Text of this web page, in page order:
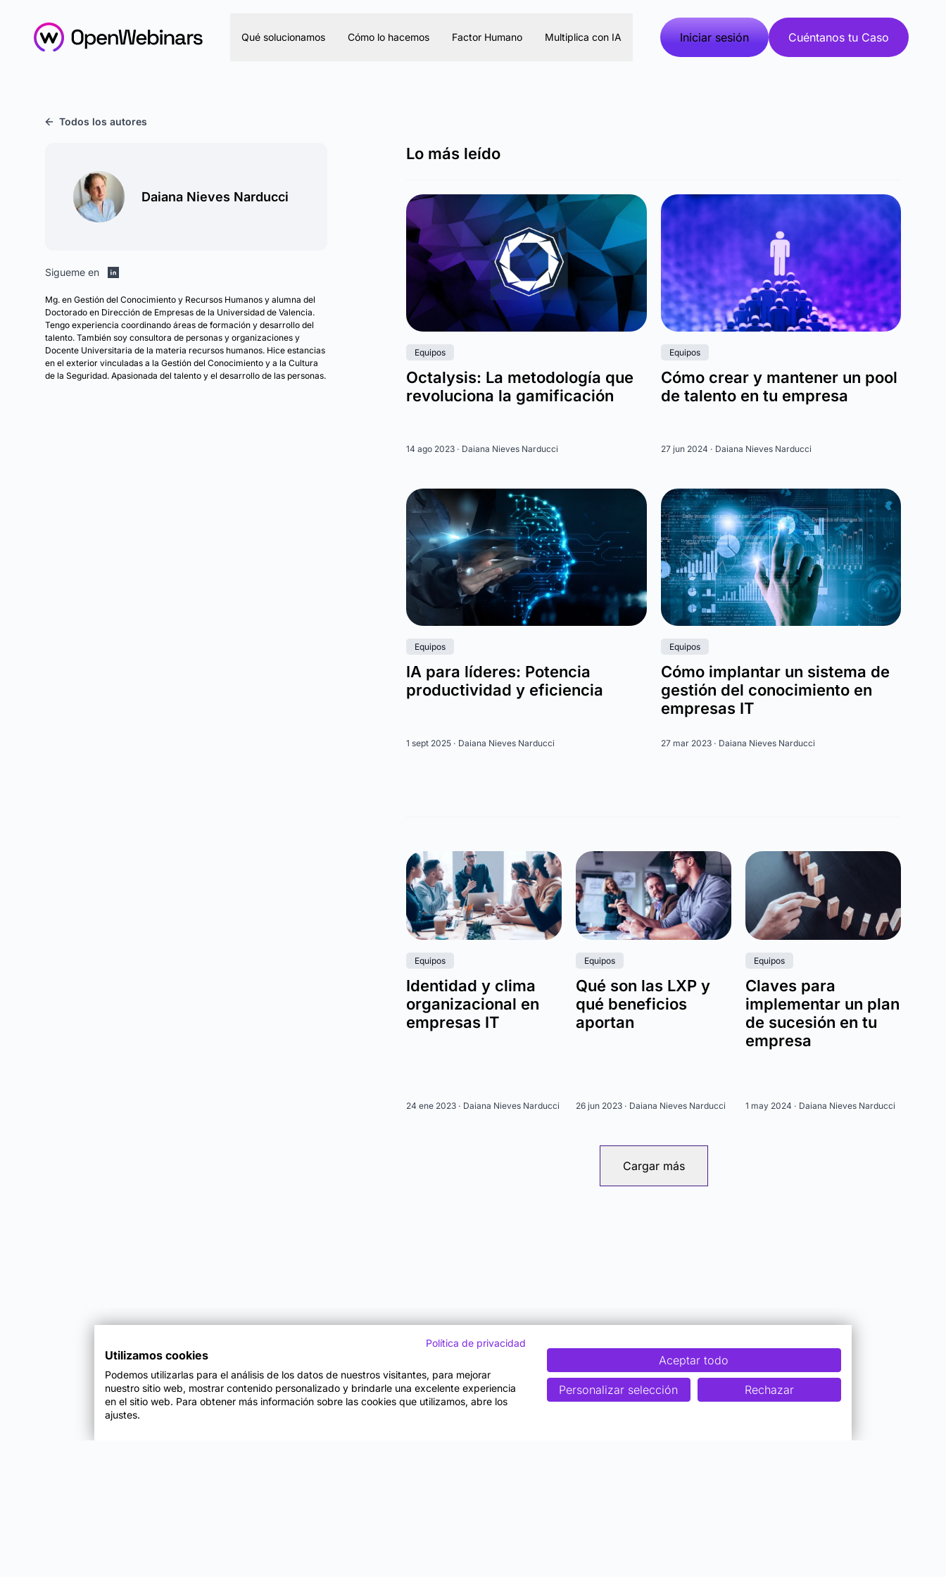
Qué solucionamos Cómo lo hacemos Factor Humano Multiplica con IA Iniciar sesión Cuéntanos tu Caso
Todos los autores
Daiana Nieves Narducci
Sigueme en
Mg. en Gestión del Conocimiento y Recursos Humanos y alumna del
Doctorado en Dirección de Empresas de la Universidad de Valencia.
Tengo experiencia coordinando áreas de formación y desarrollo del
talento. También soy consultora de personas y organizaciones y
Docente Universitaria de la materia recursos humanos. Hice estancias
en el exterior vinculadas a la Gestión del Conocimiento y a la Cultura
de la Seguridad. Apasionada del talento y el desarrollo de las personas.
Lo más leído
Equipos
Octalysis: La metodología que
revoluciona la gamificación
14 ago 2023 · Daiana Nieves Narducci
Equipos
Cómo crear y mantener un pool
de talento en tu empresa
27 jun 2024 · Daiana Nieves Narducci
Equipos
IA para líderes: Potencia
productividad y eficiencia
1 sept 2025 · Daiana Nieves Narducci
Equipos
Cómo implantar un sistema de
gestión del conocimiento en
empresas IT
27 mar 2023 · Daiana Nieves Narducci
Equipos
Identidad y clima
organizacional en
empresas IT
24 ene 2023 · Daiana Nieves Narducci
Equipos
Qué son las LXP y
qué beneficios
aportan
26 jun 2023 · Daiana Nieves Narducci
Equipos
Claves para
implementar un plan
de sucesión en tu
empresa
1 may 2024 · Daiana Nieves Narducci
Cargar más
Política de privacidad
Utilizamos cookies
Podemos utilizarlas para el análisis de los datos de nuestros visitantes, para mejorar
nuestro sitio web, mostrar contenido personalizado y brindarle una excelente experiencia
en el sitio web. Para obtener más información sobre las cookies que utilizamos, abre los
ajustes.
Aceptar todo
Personalizar selección Rechazar